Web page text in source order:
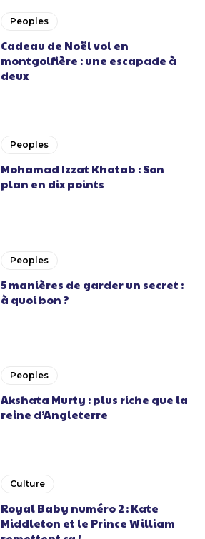
Peoples
Cadeau de Noël vol en
montgolfière : une escapade à
deux
Peoples
Mohamad Izzat Khatab : Son
plan en dix points
Peoples
5 manières de garder un secret :
à quoi bon ?
Peoples
Akshata Murty : plus riche que la
reine d’Angleterre
Culture
Royal Baby numéro 2 : Kate
Middleton et le Prince William